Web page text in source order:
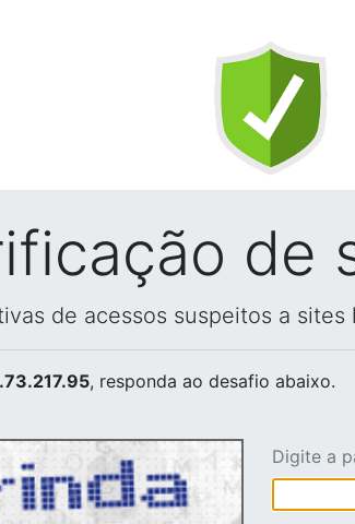
de
de acessos suspeitos a sites
, responda ao desafio abaixo.
Digite a